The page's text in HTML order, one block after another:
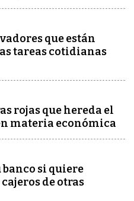
que están
tareas cotidianas
rojas que hereda el
materia económica
banco si quiere
de otras